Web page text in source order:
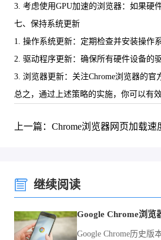
3. 考虑使用GPU加速的浏览器：如果硬
七、保持系统更新
1. 操作系统更新：定期检查并安装操作
2. 驱动程序更新：确保所有硬件设备的
3. 浏览器更新：关注Chrome浏览器的官
总之，通过上述策略的实施，你可以有
上一篇：Chrome浏览器网页加载
继续阅读
Google Chrome历史版